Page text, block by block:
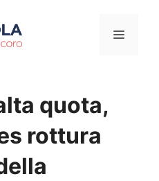
Menu
quota,
rottura